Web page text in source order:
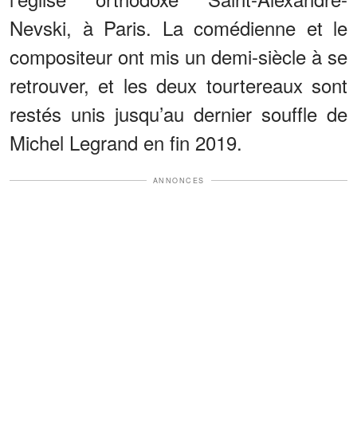
Nevski, à Paris. La comédienne et le
compositeur ont mis un demi-siècle à se
retrouver, et les deux tourtereaux sont
restés unis jusqu’au dernier souffle de
Michel Legrand en fin 2019.
ANNONCES